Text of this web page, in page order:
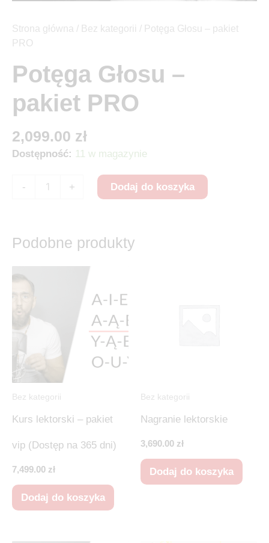
Strona główna / Bez kategorii / Potęga Głosu – pakiet
PRO
Potęga Głosu –
pakiet PRO
2,099.00 zł
Dostępność: 11 w magazynie
- + Dodaj do koszyka
Podobne produkty
Bez kategorii
Kurs lektorski – pakiet
vip (Dostęp na 365 dni)
7,499.00 zł
Dodaj do koszyka
Bez kategorii
Nagranie lektorskie
3,690.00 zł
Dodaj do koszyka